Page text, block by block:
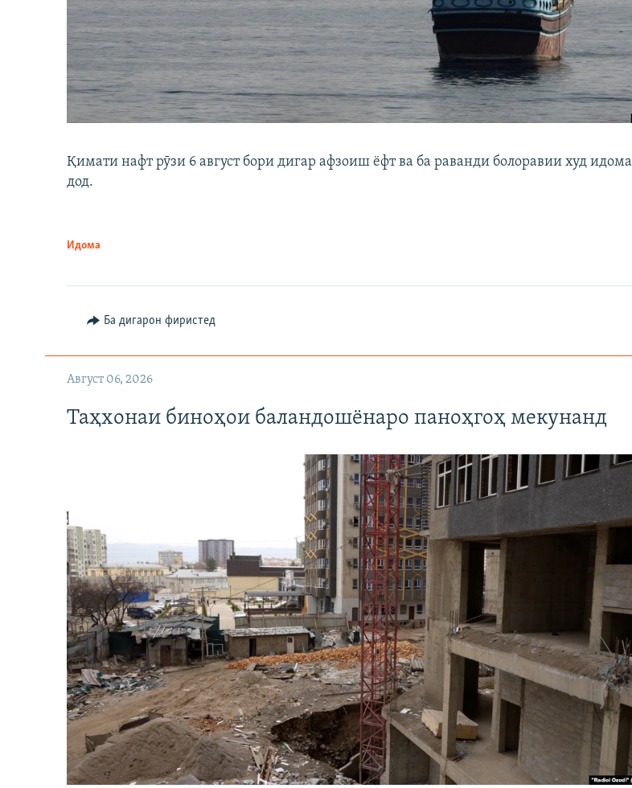
Қимати нафт рӯзи 6 август бори дигар афзоиш ёфт ва ба раванди болоравии худ идома
дод.
Идома
Ба дигарон фиристед
Август 06, 2026
Таҳхонаи биноҳои баландошёнаро паноҳгоҳ мекунанд